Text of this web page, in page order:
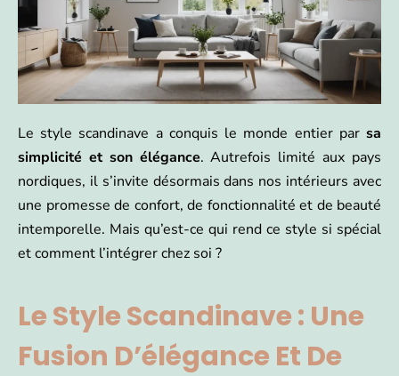
Le style scandinave a conquis le monde entier par sa
simplicité et son élégance. Autrefois limité aux pays
nordiques, il s’invite désormais dans nos intérieurs avec
une promesse de confort, de fonctionnalité et de beauté
intemporelle. Mais qu’est-ce qui rend ce style si spécial
et comment l’intégrer chez soi ?
Le Style Scandinave : Une
Fusion D’élégance Et De